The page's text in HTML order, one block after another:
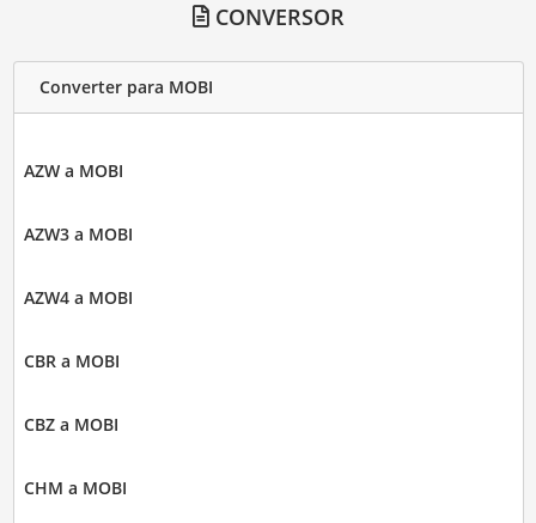
CONVERSOR
Converter para MOBI
AZW a MOBI
AZW3 a MOBI
AZW4 a MOBI
CBR a MOBI
CBZ a MOBI
CHM a MOBI